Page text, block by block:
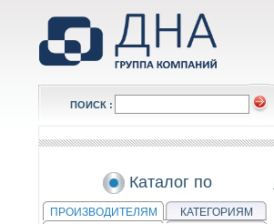
ПОИСК :
Каталог по
ПРОИЗВОДИТЕЛЯМ КАТЕГОРИЯМ